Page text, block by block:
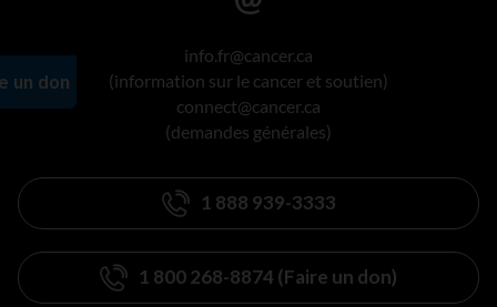
info.fr@cancer.ca
(information sur le cancer et soutien)
connect@cancer.ca
(demandes générales)
1 888 939-3333
1 800 268-8874 (Faire un don)